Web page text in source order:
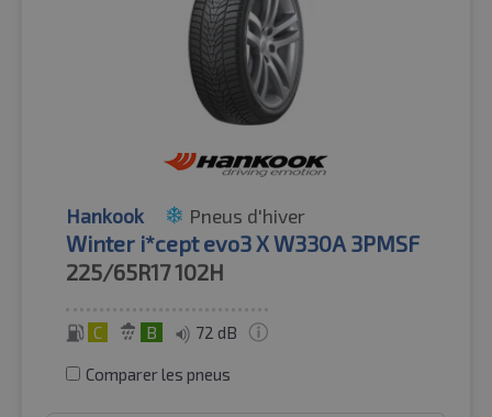
Hankook Pneus d'hiver
Winter i*cept evo3 X W330A 3PMSF
225/65R17102H
C B 72 dB
Comparer les pneus